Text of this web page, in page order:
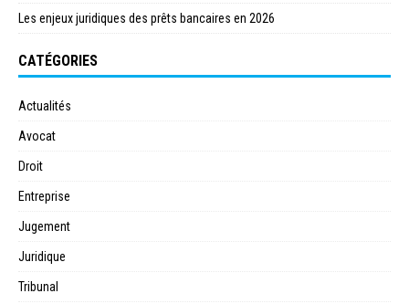
Les enjeux juridiques des prêts bancaires en 2026
CATÉGORIES
Actualités
Avocat
Droit
Entreprise
Jugement
Juridique
Tribunal